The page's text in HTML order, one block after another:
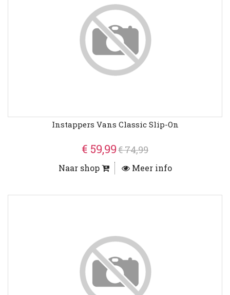
Instappers Vans Classic Slip-On
€ 59,99€ 74,99
Naar shop Meer info